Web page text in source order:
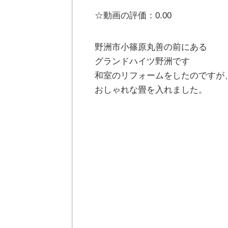
☆動画の評価：0.00
野洲市小篠原丸善の前にある
グランドハイツ野洲です
和室のリフォームをしたのですが
おしゃれな畳を入れました。